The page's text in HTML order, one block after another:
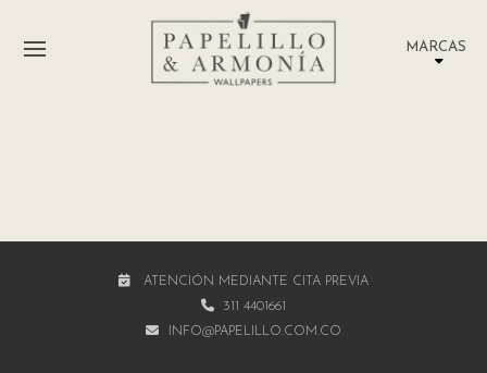
MARCAS
ATENCIÓN MEDIANTE CITA PREVIA
311 4401661
INFO@PAPELILLO.COM.CO